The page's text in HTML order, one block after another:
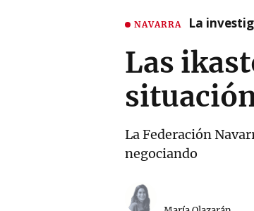
NAVARRA La
Las
La Federación
negociando